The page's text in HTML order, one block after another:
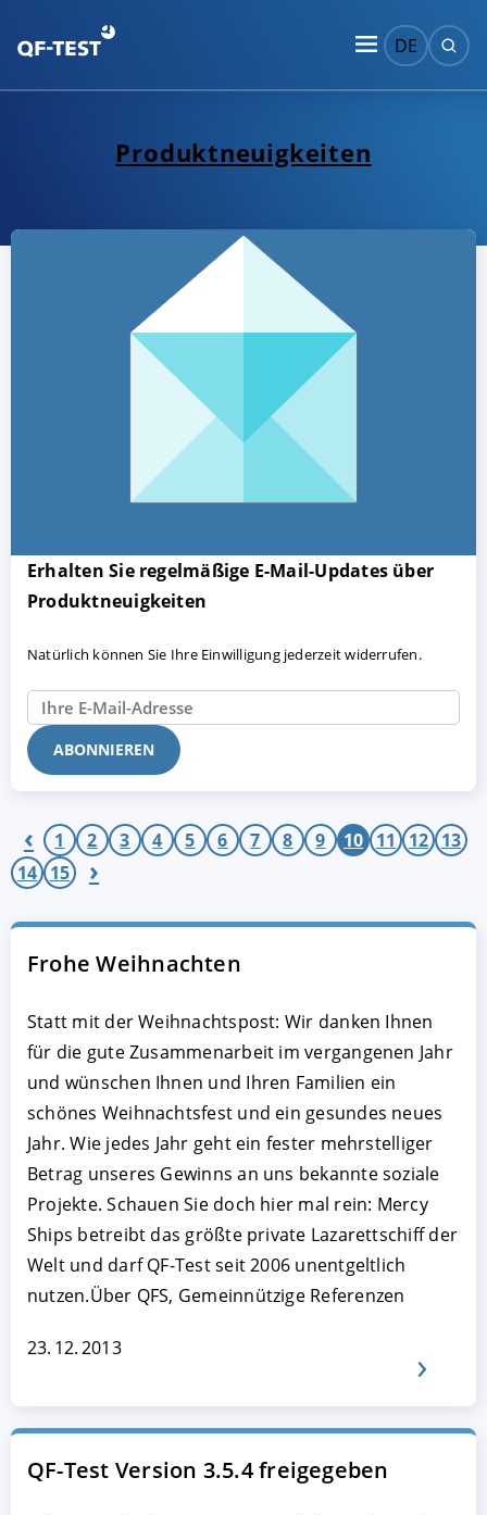
DE
Produktneuigkeiten
Erhalten Sie regelmäßige E-Mail-Updates über
Produktneuigkeiten
Natürlich können Sie Ihre Einwilligung jederzeit widerrufen.
‹ 1 2 3 4 5 6 7 8 9 10 11 12 13
14 15 ›
Frohe Weihnachten
Statt mit der Weihnachtspost: Wir danken Ihnen
für die gute Zusammenarbeit im vergangenen Jahr
und wünschen Ihnen und Ihren Familien ein
schönes Weihnachtsfest und ein gesundes neues
Jahr. Wie jedes Jahr geht ein fester mehrstelliger
Betrag unseres Gewinns an uns bekannte soziale
Projekte. Schauen Sie doch hier mal rein: Mercy
Ships betreibt das größte private Lazarettschiff der
Welt und darf QF-Test seit 2006 unentgeltlich
nutzen.Über QFS, Gemeinnützige Referenzen
23. 12. 2013
QF-Test Version 3.5.4 freigegeben
AKZEPTIEREN
Impressum| Datenschutz